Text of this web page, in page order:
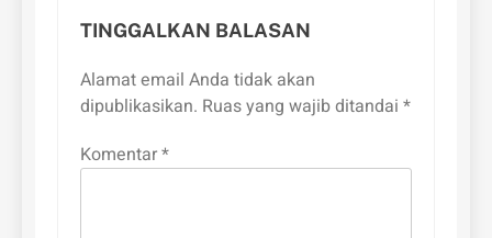
TINGGALKAN BALASAN
Alamat email Anda tidak akan
dipublikasikan. Ruas yang wajib ditandai *
Komentar*